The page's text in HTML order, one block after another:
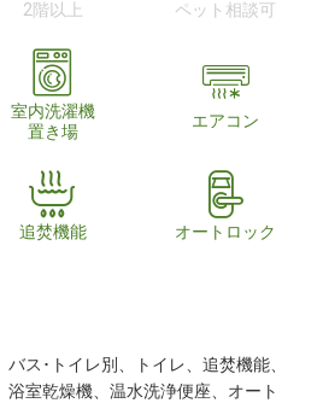
2階以上 ペット相談可
室内洗濯機
置き場
エアコン
追焚機能 オートロック
バス･トイレ別、トイレ、追焚機能、
浴室乾燥機、温水洗浄便座、オート